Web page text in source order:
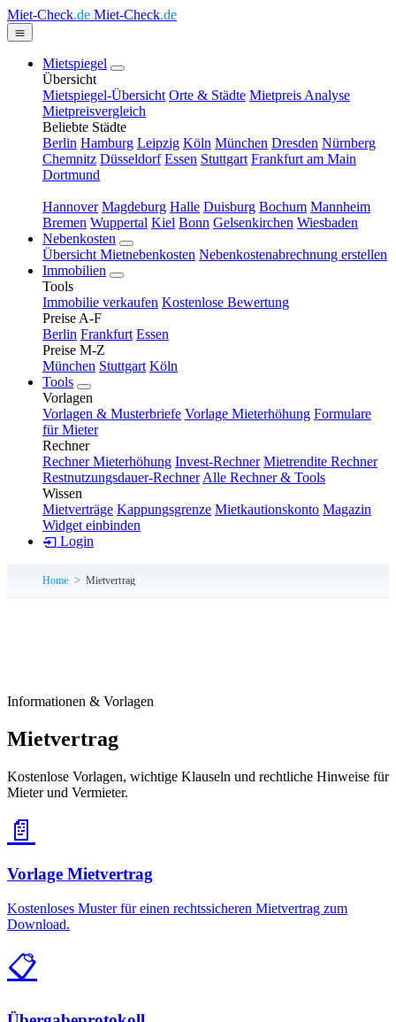
Miet-Check.de Miet-Check.de
Mietspiegel
Übersicht
Mietspiegel-Übersicht Orte & Städte Mietpreis Analyse
Mietpreisvergleich
Beliebte Städte
Berlin Hamburg Leipzig Köln München Dresden Nürnberg
Chemnitz Düsseldorf Essen Stuttgart Frankfurt am Main
Dortmund
Hannover Magdeburg Halle Duisburg Bochum Mannheim
Bremen Wuppertal Kiel Bonn Gelsenkirchen Wiesbaden
Nebenkosten
Übersicht Mietnebenkosten Nebenkostenabrechnung erstellen
Immobilien
Tools
Immobilie verkaufen Kostenlose Bewertung
Preise A-F
Berlin Frankfurt Essen
Preise M-Z
München Stuttgart Köln
Tools
Vorlagen
Vorlagen & Musterbriefe Vorlage Mieterhöhung Formulare
für Mieter
Rechner
Rechner Mieterhöhung Invest-Rechner Mietrendite Rechner
Restnutzungsdauer-Rechner Alle Rechner & Tools
Wissen
Mietverträge Kappungsgrenze Mietkautionskonto Magazin
Widget einbinden
Login
Home Mietvertrag
Informationen & Vorlagen
Mietvertrag
Kostenlose Vorlagen, wichtige Klauseln und rechtliche Hinweise für
Mieter und Vermieter.
📄
Vorlage Mietvertrag
Kostenloses Muster für einen rechtssicheren Mietvertrag zum
Download.
📋